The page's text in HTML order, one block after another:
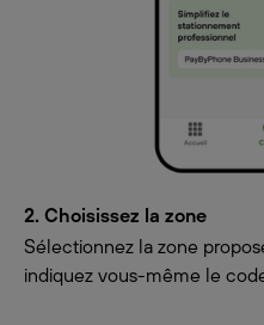
2. Choisissez la zone
Sélectionnez la zone
indiquez vous-même le